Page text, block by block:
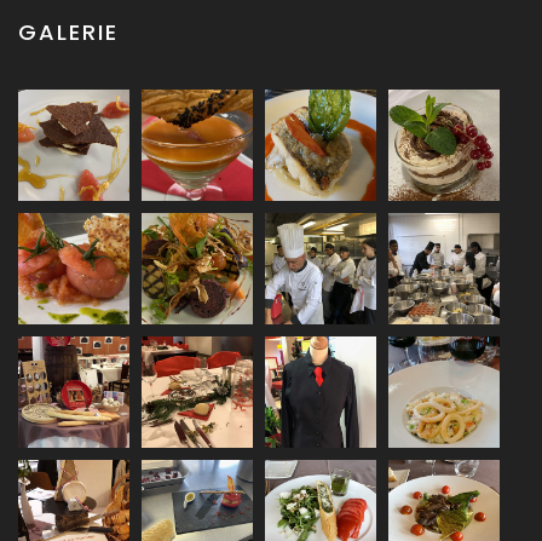
GALERIE